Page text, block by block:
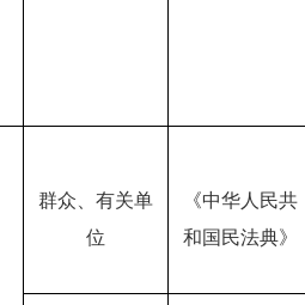
群众、有关单
位
《中华人民共
和国民法典》